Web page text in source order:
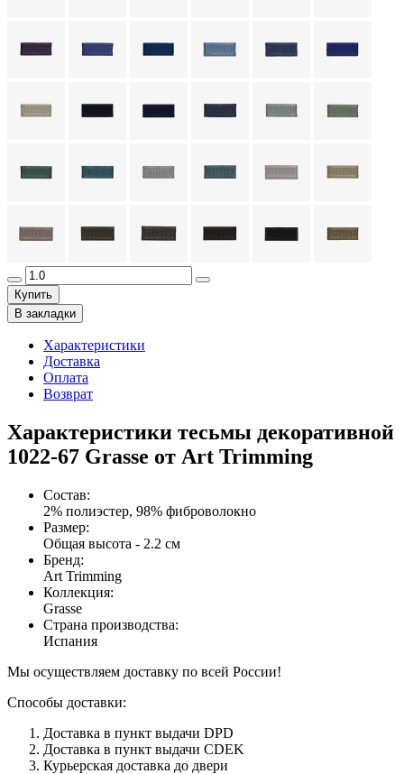
Купить
В закладки
Характеристики
Доставка
Оплата
Возврат
Характеристики тесьмы декоративной
1022-67 Grasse от Art Trimming
Состав:
2% полиэстер, 98% фиброволокно
Размер:
Общая высота - 2.2 см
Бренд:
Art Trimming
Коллекция:
Grasse
Страна производства:
Испания
Мы осуществляем доставку по всей России!
Способы доставки:
Доставка в пункт выдачи DPD
Доставка в пункт выдачи CDEK
Курьерская доставка до двери